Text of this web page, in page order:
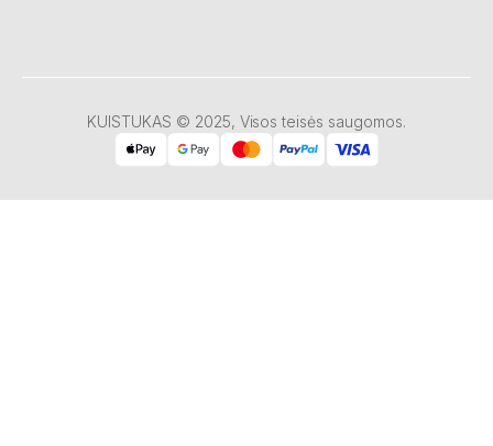
KUISTUKAS © 2025, Visos teisės saugomos.